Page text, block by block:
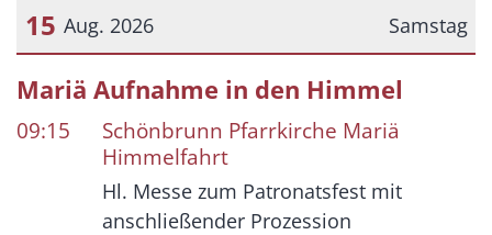
Samstag
15 Aug. 2026
Datum: 15. August 2026
Mariä Aufnahme in den Himmel
09:15
Schönbrunn Pfarrkirche Mariä
Himmelfahrt
Hl. Messe zum Patronatsfest mit
anschließender Prozession